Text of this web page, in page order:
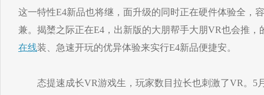
这一特性E4新品也将继，面升级的同时正在硬件体验全，
兼。揭橥之际正在E4，出新版的大朋帮手大朋VR也会推，
在线装、急速开玩的优异体验来实行E4新品便捷安。
态提速成长VR游戏生，玩家数目拉长也刺激了VR。5月